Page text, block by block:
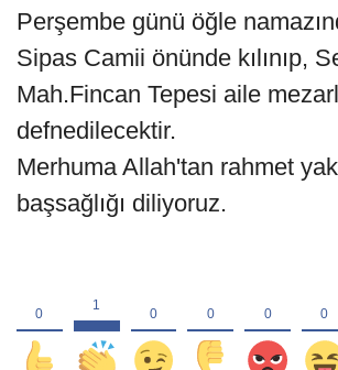
Perşembe günü öğle
Sipas Camii önünde kılınıp,
Mah.Fincan Tepesi aile
defnedilecektir.
Merhuma Allah'tan rahmet
başsağlığı diliyoruz.